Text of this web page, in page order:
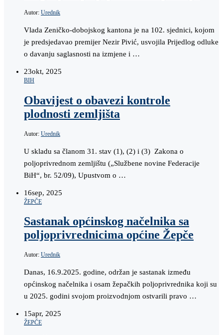
Autor: Urednik
Vlada Zeničko-dobojskog kantona je na 102. sjednici, kojom
je predsjedavao premijer Nezir Pivić, usvojila Prijedlog odluke
o davanju saglasnosti na izmjene i …
23okt, 2025
BIH
Obavijest o obavezi kontrole
plodnosti zemljišta
Autor: Urednik
U skladu sa članom 31. stav (1), (2) i (3) Zakona o
poljoprivrednom zemljištu („Službene novine Federacije
BiH“, br. 52/09), Upustvom o …
16sep, 2025
ŽEPČE
Sastanak općinskog načelnika sa
poljoprivrednicima općine Žepče
Autor: Urednik
Danas, 16.9.2025. godine, održan je sastanak između
općinskog načelnika i osam žepačkih poljoprivrednika koji su
u 2025. godini svojom proizvodnjom ostvarili pravo …
15apr, 2025
ŽEPČE